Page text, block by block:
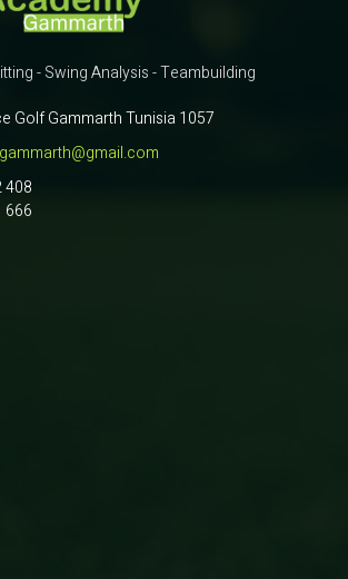
- Swing Analysis - Teambuilding
Golf Gammarth Tunisia 1057
408
666